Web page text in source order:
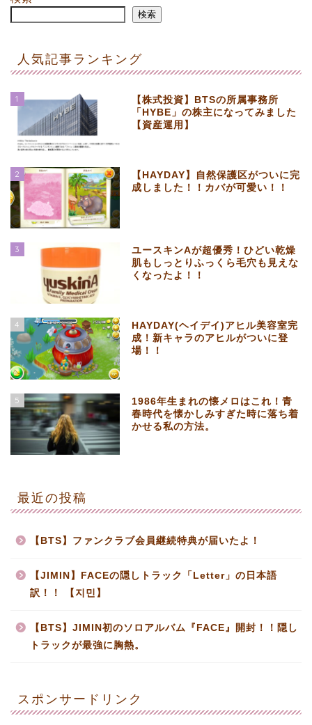
検索
人気記事ランキング
1
【株式投資】BTSの所属事務所
「HYBE」の株主になってみました
【資産運用】
2
【HAYDAY】自然保護区がついに完
成しました！！カバが可愛い！！
3
ユースキンAが超優秀！ひどい乾燥
肌もしっとりふっくら毛穴も見えな
くなったよ！！
4
HAYDAY(ヘイデイ)アヒル美容室完
成！新キャラのアヒルがついに登
場！！
5
1986年生まれの懐メロはこれ！青
春時代を懐かしみすぎた時に落ち着
かせる私の方法。
最近の投稿
【BTS】ファンクラブ会員継続特典が届いたよ！
【JIMIN】FACEの隠しトラック「Letter」の日本語
訳！！ 【지민】
【BTS】JIMIN初のソロアルバム『FACE』開封！！隠し
トラックが最強に胸熱。
スポンサードリンク